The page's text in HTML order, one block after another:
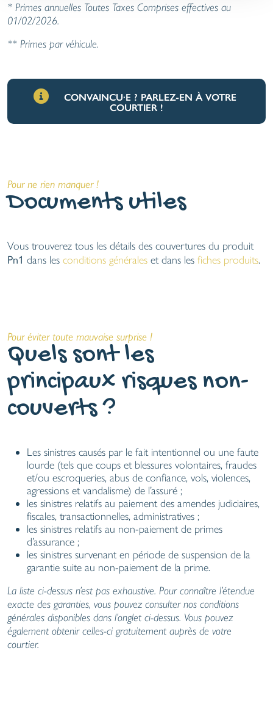
* Primes annuelles Toutes Taxes Comprises effectives au
01/02/2026.
** Primes par véhicule.
CONVAINCU·E ? PARLEZ-EN À VOTRE
COURTIER !
Pour ne rien manquer !
Documents utiles
Vous trouverez tous les détails des couvertures du produit
Pn1 dans les conditions générales et dans les fiches produits.
Pour éviter toute mauvaise surprise !
Quels sont les
principaux risques non-
couverts ?
Les sinistres causés par le fait intentionnel ou une faute
lourde (tels que coups et blessures volontaires, fraudes
et/ou escroqueries, abus de confiance, vols, violences,
agressions et vandalisme) de l’assuré ;
les sinistres relatifs au paiement des amendes judiciaires,
fiscales, transactionnelles, administratives ;
les sinistres relatifs au non-paiement de primes
d’assurance ;
les sinistres survenant en période de suspension de la
garantie suite au non-paiement de la prime.
La liste ci-dessus n’est pas exhaustive. Pour connaître l’étendue
exacte des garanties, vous pouvez consulter nos conditions
générales disponibles dans l’onglet ci-dessus. Vous pouvez
également obtenir celles-ci gratuitement auprès de votre
courtier.